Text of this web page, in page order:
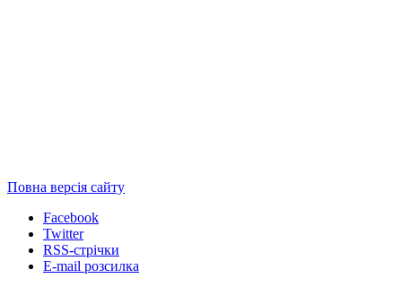
Повна версія сайту
Facebook
Twitter
RSS-стрічки
E-mail розсилка